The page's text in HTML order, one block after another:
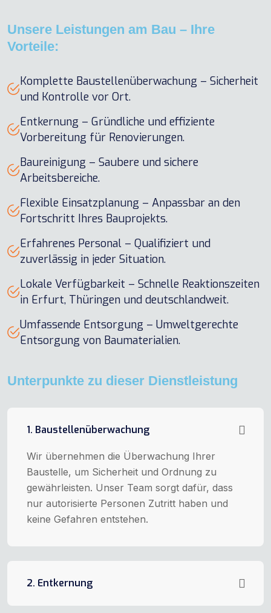
Unsere Leistungen am Bau – Ihre
Vorteile:
Komplette Baustellenüberwachung – Sicherheit
und Kontrolle vor Ort.
Entkernung – Gründliche und effiziente
Vorbereitung für Renovierungen.
Baureinigung – Saubere und sichere
Arbeitsbereiche.
Flexible Einsatzplanung – Anpassbar an den
Fortschritt Ihres Bauprojekts.
Erfahrenes Personal – Qualifiziert und
zuverlässig in jeder Situation.
Lokale Verfügbarkeit – Schnelle Reaktionszeiten
in Erfurt, Thüringen und deutschlandweit.
Umfassende Entsorgung – Umweltgerechte
Entsorgung von Baumaterialien.
Unterpunkte zu dieser Dienstleistung
1. Baustellenüberwachung
Wir übernehmen die Überwachung Ihrer
Baustelle, um Sicherheit und Ordnung zu
gewährleisten. Unser Team sorgt dafür, dass
nur autorisierte Personen Zutritt haben und
keine Gefahren entstehen.
2. Entkernung